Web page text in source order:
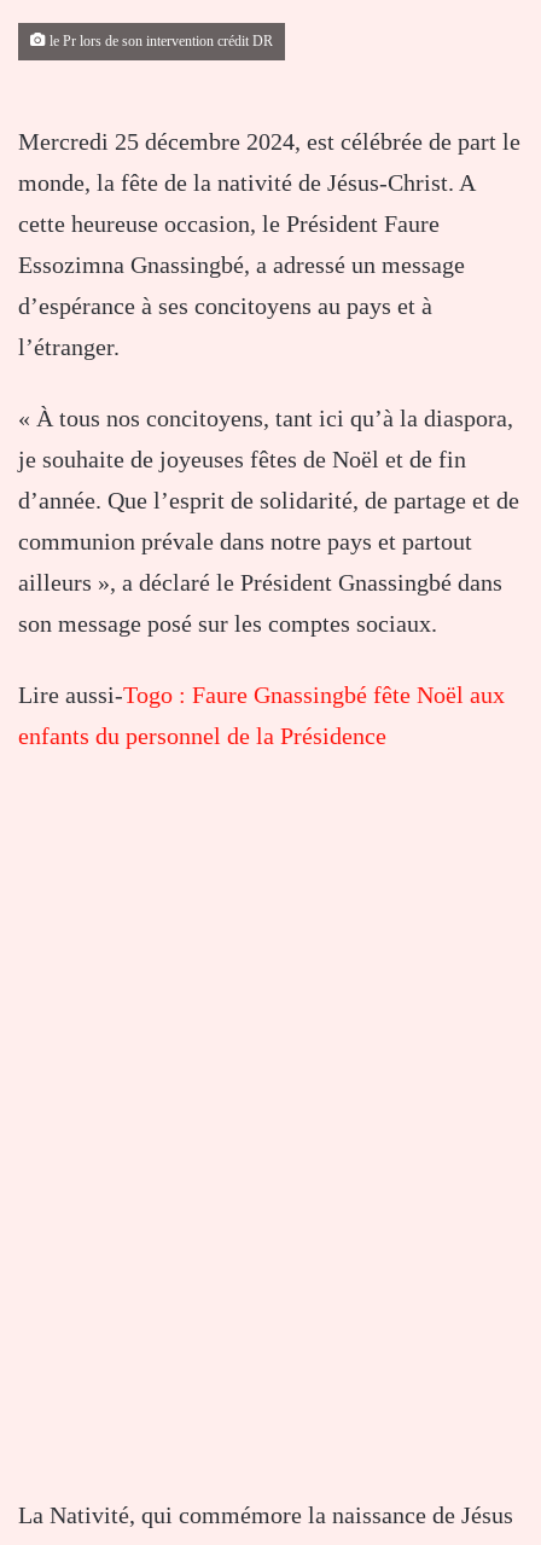
le Pr lors de son intervention crédit DR
Mercredi 25 décembre 2024, est célébrée de part le
monde, la fête de la nativité de Jésus-Christ. A
cette heureuse occasion, le Président Faure
Essozimna Gnassingbé, a adressé un message
d’espérance à ses concitoyens au pays et à
l’étranger.
« À tous nos concitoyens, tant ici qu’à la diaspora,
je souhaite de joyeuses fêtes de Noël et de fin
d’année. Que l’esprit de solidarité, de partage et de
communion prévale dans notre pays et partout
ailleurs », a déclaré le Président Gnassingbé dans
son message posé sur les comptes sociaux.
Lire aussi-Togo : Faure Gnassingbé fête Noël aux
enfants du personnel de la Présidence
La Nativité, qui commémore la naissance de Jésus